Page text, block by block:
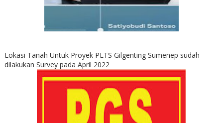
Lokasi Tanah Untuk Proyek PLTS Gilgenting Sumenep sudah
dilakukan Survey pada April 2022